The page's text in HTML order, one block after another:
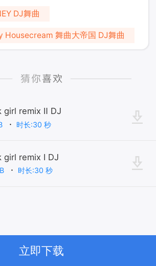
DJ舞曲
Housecream 舞曲大帝国 DJ舞曲
girl remix Ⅱ DJ
时长:30 秒
girl remix Ⅰ DJ
时长:30 秒
立即下载